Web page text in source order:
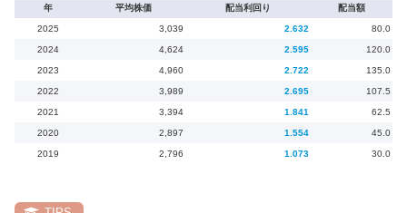
年 平均株価 配当利回り 配当額
2025 3,039 2.632 80.0
2024 4,624 2.595 120.0
2023 4,960 2.722 135.0
2022 3,989 2.695 107.5
2021 3,394 1.841 62.5
2020 2,897 1.554 45.0
2019 2,796 1.073 30.0